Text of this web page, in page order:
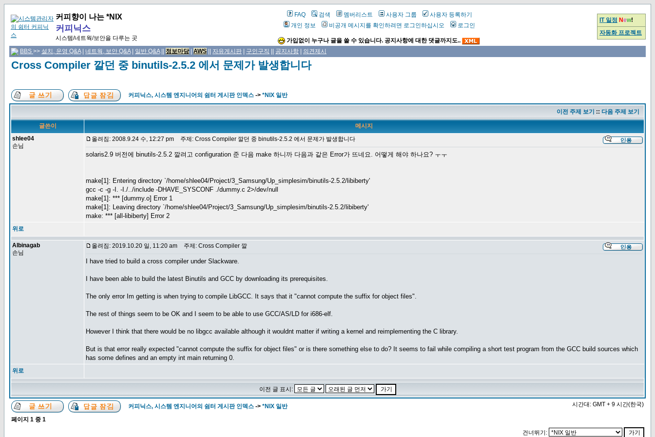
커피향이 나는 *NIX
커피닉스
시스템/네트웍/보안을 다루는 곳
FAQ 검색 멤버리스트 사용자 그룹
사용자 등록하기
개인 정보
비공개 메시지를 확인하려면 로그인하십시오 로그인
가입없이 누구나 글을 쓸 수 있습니다. 공지사항에 대한 댓글까지도..
IT 일정 New!
자동화 프로젝트
BBS >> 설치, 운영 Q&A| 네트웍, 보안 Q&A| 일반 Q&A|| 정보마당| AWS 자유게시판 구인구직 공지사항 의견제시
Cross Compiler 깔던 중 binutils-2.5.2 에서 문제가 발생합니다
커피닉스, 시스템 엔지니어의 쉼터 게시판 인덱스 -> *NIX 일반
이전 주제 보기 :: 다음 주제 보기
글쓴이
메시지
shlee04
손님
올려짐: 2008.9.24 수, 12:27 pm 주제: Cross Compiler 깔던 중 binutils-2.5.2 에서 문제가 발생합니다
solaris2.9 버전에 binutils-2.5.2 깔려고 configuration 준 다음 make 하니까 다음과 같은 Error가 뜨네요. 어떻게 해야 하나요? ㅜㅜ
make[1]: Entering directory `/home/shlee04/Project/3_Samsung/Up_simplesim/binutils-2.5.2/libiberty'
gcc -c -g -I. -I./../include -DHAVE_SYSCONF ./dummy.c 2>/dev/null
make[1]: *** [dummy.o] Error 1
make[1]: Leaving directory `/home/shlee04/Project/3_Samsung/Up_simplesim/binutils-2.5.2/libiberty'
make: *** [all-libiberty] Error 2
위로
Albinagab
손님
올려짐: 2019.10.20 일, 11:20 am 주제: Cross Compiler 깔
I have tried to build a cross compiler under Slackware.
I have been able to build the latest Binutils and GCC by downloading its prerequisites.
The only error Im getting is when trying to compile LibGCC. It says that it "cannot compute the suffix for object files".
The rest of things seem to be OK and I seem to be able to use GCC/AS/LD for i686-elf.
However I think that there would be no libgcc available although it wouldnt matter if writing a kernel and reimplementing the C library.
But is that error really expected "cannot compute the suffix for object files" or is there something else to do? It seems to fail while compiling a short test program from the GCC build sources which
has some defines and an empty int main returning 0.
위로
이전 글 표시:
커피닉스, 시스템 엔지니어의 쉼터 게시판 인덱스 -> *NIX 일반 시간대: GMT + 9 시간(한국)
페이지 1 중 1
건너뛰기: